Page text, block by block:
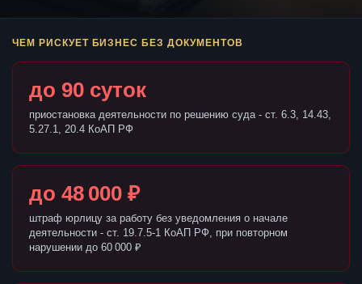
ЧЕМ РИСКУЕТ БИЗНЕС БЕЗ ДОКУМЕНТОВ
до 90 суток
приостановка деятельности по решению суда - ст. 6.3, 14.43,
5.27.1, 20.4 КоАП РФ
до 48 000 ₽
штраф юрлицу за работу без уведомления о начале
деятельности - ст. 19.7.5-1 КоАП РФ, при повторном
нарушении до 60 000 ₽